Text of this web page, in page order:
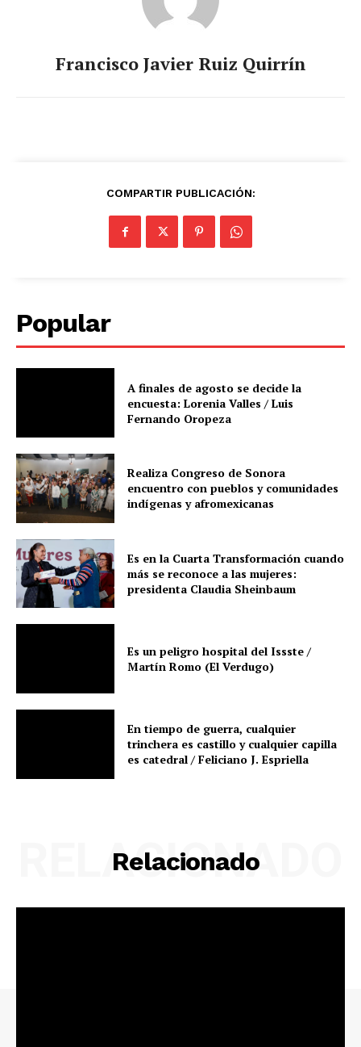
Francisco Javier Ruiz Quirrín
COMPARTIR PUBLICACIÓN:
Popular
A finales de agosto se decide la
encuesta: Lorenia Valles / Luis
Fernando Oropeza
Realiza Congreso de Sonora
encuentro con pueblos y comunidades
indígenas y afromexicanas
Es en la Cuarta Transformación cuando
más se reconoce a las mujeres:
presidenta Claudia Sheinbaum
Es un peligro hospital del Issste /
Martín Romo (El Verdugo)
En tiempo de guerra, cualquier
trinchera es castillo y cualquier capilla
es catedral / Feliciano J. Espriella
Relacionado
RELACIONADO